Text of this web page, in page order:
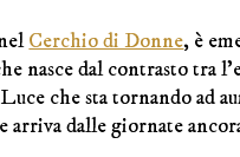
Cerchio di Donne, è
nasce dal contrasto tra
che sta tornando ad
arriva dalle giornate